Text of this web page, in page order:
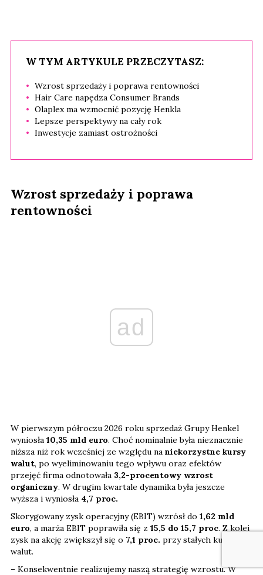
W TYM ARTYKULE PRZECZYTASZ:
Wzrost sprzedaży i poprawa rentowności
Hair Care napędza Consumer Brands
Olaplex ma wzmocnić pozycję Henkla
Lepsze perspektywy na cały rok
Inwestycje zamiast ostrożności
Wzrost sprzedaży i poprawa
rentowności
ad
W pierwszym półroczu 2026 roku sprzedaż Grupy Henkel
wyniosła 10,35 mld euro. Choć nominalnie była nieznacznie
niższa niż rok wcześniej ze względu na niekorzystne kursy
walut, po wyeliminowaniu tego wpływu oraz efektów
przejęć firma odnotowała 3,2-procentowy wzrost
organiczny. W drugim kwartale dynamika była jeszcze
wyższa i wyniosła 4,7 proc.
Skorygowany zysk operacyjny (EBIT) wzrósł do 1,62 mld
euro, a marża EBIT poprawiła się z 15,5 do 15,7 proc. Z kolei
zysk na akcję zwiększył się o 7,1 proc. przy stałych kursach
walut.
– Konsekwentnie realizujemy naszą strategię wzrostu. W